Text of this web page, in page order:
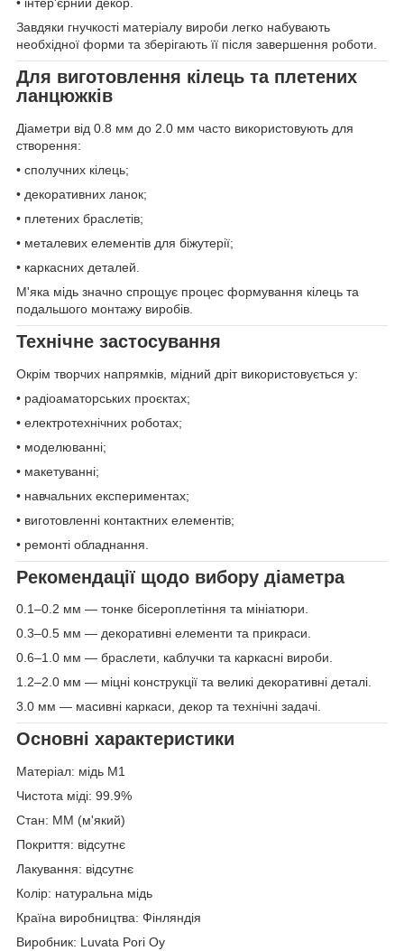
• інтер'єрний декор.
Завдяки гнучкості матеріалу вироби легко набувають
необхідної форми та зберігають її після завершення роботи.
Для виготовлення кілець та плетених
ланцюжків
Діаметри від 0.8 мм до 2.0 мм часто використовують для
створення:
• сполучних кілець;
• декоративних ланок;
• плетених браслетів;
• металевих елементів для біжутерії;
• каркасних деталей.
М'яка мідь значно спрощує процес формування кілець та
подальшого монтажу виробів.
Технічне застосування
Окрім творчих напрямків, мідний дріт використовується у:
• радіоаматорських проєктах;
• електротехнічних роботах;
• моделюванні;
• макетуванні;
• навчальних експериментах;
• виготовленні контактних елементів;
• ремонті обладнання.
Рекомендації щодо вибору діаметра
0.1–0.2 мм — тонке бісероплетіння та мініатюри.
0.3–0.5 мм — декоративні елементи та прикраси.
0.6–1.0 мм — браслети, каблучки та каркасні вироби.
1.2–2.0 мм — міцні конструкції та великі декоративні деталі.
3.0 мм — масивні каркаси, декор та технічні задачі.
Основні характеристики
Матеріал: мідь М1
Чистота міді: 99.9%
Стан: ММ (м'який)
Покриття: відсутнє
Лакування: відсутнє
Колір: натуральна мідь
Країна виробництва: Фінляндія
Виробник: Luvata Pori Oy